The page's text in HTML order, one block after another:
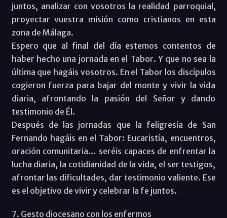
juntos, analizar con vosotros la realidad parroquial,
proyectar vuestra misión como cristianos en esta
zona de Málaga.
Espero que al final del día estemos contentos de
haber hecho una jornada en el Tabor. Y que no sea la
última que hagáis vosotros. En el Tabor los discípulos
cogieron fuerza para bajar del monte y vivir la vida
diaria, afrontando la pasión del Señor y dando
testimonio de Él.
Después de las jornadas que la feligresía de San
Fernando hagáis en el Tabor: Eucaristía, encuentros,
oración comunitaria… seréis capaces de enfrentar la
lucha diaria, la cotidianidad de la vida, el ser testigos,
afrontar las dificultades, dar testimonio valiente. Ese
es el objetivo de vivir y celebrar la fe juntos.
7. Gesto diocesano con los enfermos